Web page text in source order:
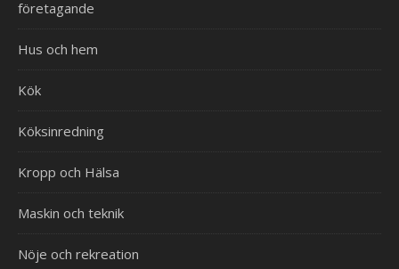
företagande
Hus och hem
Kök
Köksinredning
Kropp och Hälsa
Maskin och teknik
Nöje och rekreation